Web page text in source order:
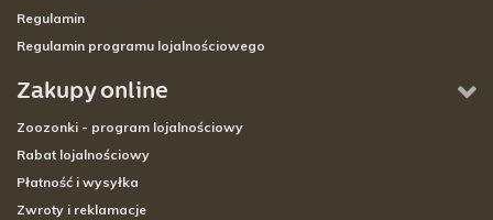
Regulamin
Regulamin programu lojalnościowego
Zakupy online
Zoozonki - program lojalnościowy
Rabat lojalnościowy
Płatność i wysyłka
Zwroty i reklamacje